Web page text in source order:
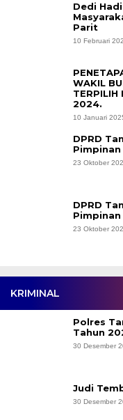
Dedi
Parit
10 Februari
WAKIL
TERPILIH
2024.
10 Januari
DPRD
Pimpinan
23 Oktober
DPRD
Pimpinan
23 Oktober
KRIMINAL
Polres
Tahun
30 Desember
Judi
30 Desember